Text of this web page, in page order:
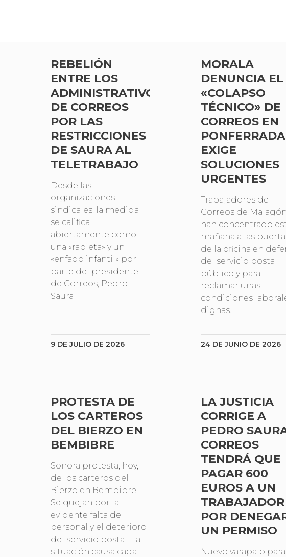
REBELIÓN
ENTRE LOS
ADMINISTRATIVOS
DE CORREOS
POR LAS
RESTRICCIONES
DE SAURA AL
TELETRABAJO
Desde las
organizaciones
sindicales, la medida
se califica
abiertamente como
una «rabieta» y un
«enfado infantil» por
parte del presidente
de Correos, Pedro
Saura
9 DE JULIO DE 2026
MORALA
DENUNCIA EL
«COLAPSO
TÉCNICO» DE
CORREOS EN
EXIGE
SOLUCIONES
URGENTES
Trabajadores de
Correos de
han concentrado
mañana a las
de la oficina en
del servicio postal
público y para
reclamar unas
condiciones
dignas.
24 DE JUNIO DE 2026
PROTESTA DE
LOS CARTEROS
DEL BIERZO EN
BEMBIBRE
Sonora protesta, hoy,
de los carteros del
Bierzo en Bembibre.
Se quejan por la
evidente falta de
personal y el deterioro
del servicio postal. La
situación causa cada
LA JUSTICIA
CORRIGE A
PEDRO
CORREOS
TENDRÁ QUE
PAGAR 600
EUROS A UN
TRABAJADOR
POR
UN PERMISO
Nuevo varapalo para